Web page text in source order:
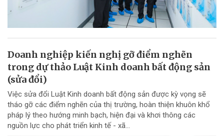
Doanh nghiệp kiến nghị gỡ điểm nghẽn
trong dự thảo Luật Kinh doanh bất động sản
(sửa đổi)
Việc sửa đổi Luật Kinh doanh bất động sản được kỳ vọng sẽ
tháo gỡ các điểm nghẽn của thị trường, hoàn thiện khuôn khổ
pháp lý theo hướng minh bạch, hiện đại và khơi thông các
nguồn lực cho phát triển kinh tế - xã...